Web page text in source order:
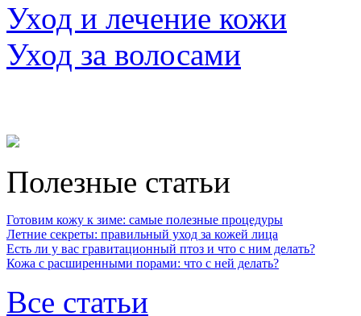
Уход и лечение кожи
Уход за волосами
Полезные статьи
Готовим кожу к зиме: самые полезные процедуры
Летние секреты: правильный уход за кожей лица
Есть ли у вас гравитационный птоз и что с ним делать?
Кожа с расширенными порами: что с ней делать?
Все статьи